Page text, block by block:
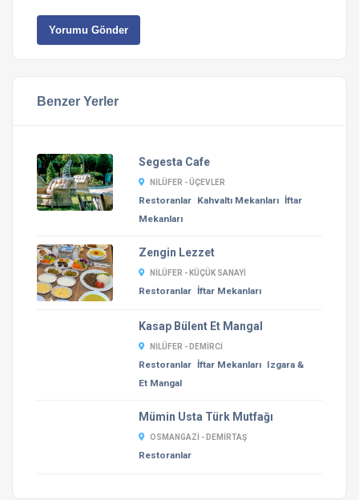
Yorumu Gönder
Benzer Yerler
Segesta Cafe
NILÜFER - ÜÇEVLER
Restoranlar Kahvaltı Mekanları İftar
Mekanları
Zengin Lezzet
NILÜFER - KÜÇÜK SANAYI
Restoranlar İftar Mekanları
Kasap Bülent Et Mangal
NILÜFER - DEMIRCI
Restoranlar İftar Mekanları Izgara &
Et Mangal
Mümin Usta Türk Mutfağı
OSMANGAZI - DEMIRTAŞ
Restoranlar